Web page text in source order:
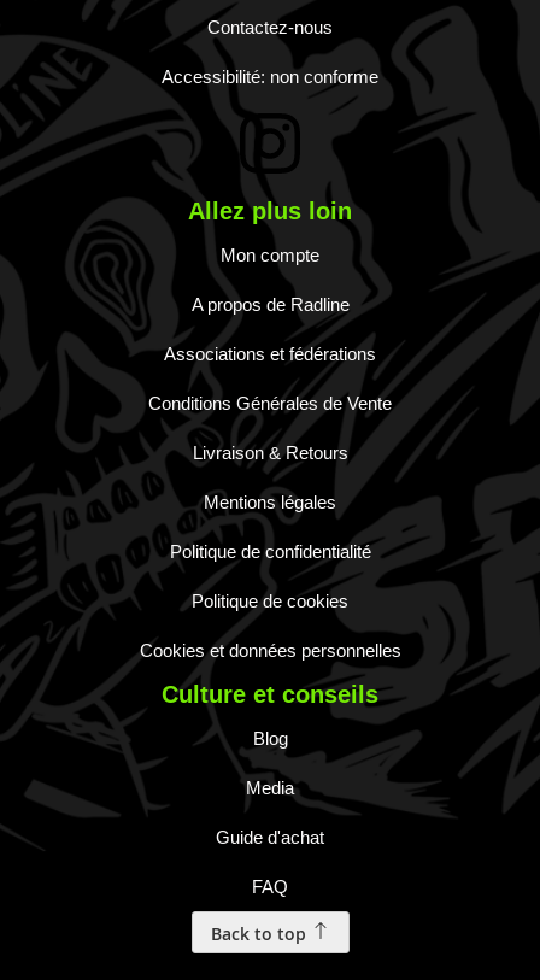
Contactez-nous
Accessibilité: non conforme
Allez plus loin
Mon compte
A propos de Radline
Associations et fédérations
Conditions Générales de Vente
Livraison & Retours
Mentions légales
Politique de confidentialité
Politique de cookies
Cookies et données personnelles
Culture et conseils
Blog
Media
Guide d'achat
FAQ
Back to top